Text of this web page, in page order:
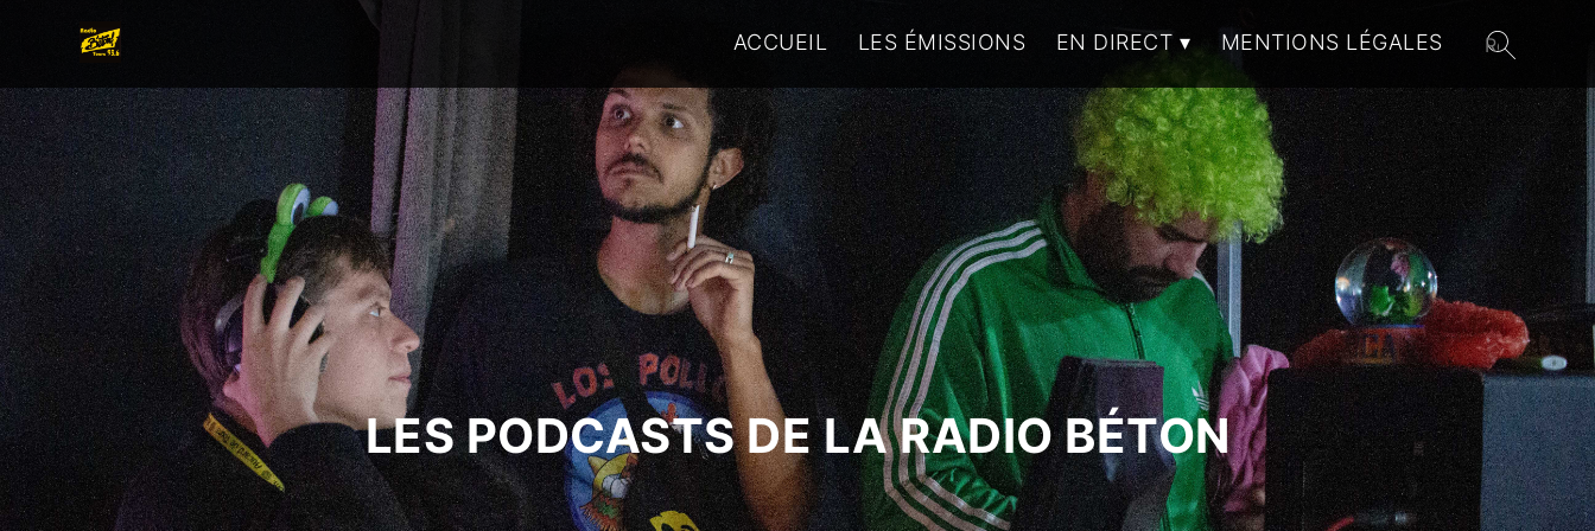
ACCUEIL LES ÉMISSIONS EN DIRECT MENTIONS LÉGALES
LES PODCASTS DE LA RADIO BÉTON